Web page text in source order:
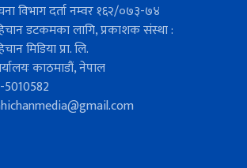
विभाग दर्ता नम्वर १६२/०७३-७४
डटकमका लागि, प्रकाशक संस्था :
मिडिया प्रा. लि.
काठमाडौं, नेपाल
5010582